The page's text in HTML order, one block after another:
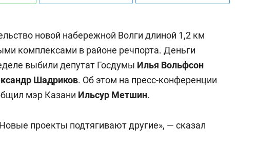
новой набережной Волги длиной 1,2 км
комплексами в районе речпорта. Деньги
выбили депутат Госдумы Илья Вольфсон
Шадриков. Об этом на пресс-конференции
мэр Казани Ильсур Метшин.
проекты подтягивают другие», — сказал
Психотерапевт «Фороса»:
«Директорский невроз» –
свою сверхнагрузку
стрессом»
Рекомендуем
Дизайнер-прораб Наталья
для меня это челлендж!»